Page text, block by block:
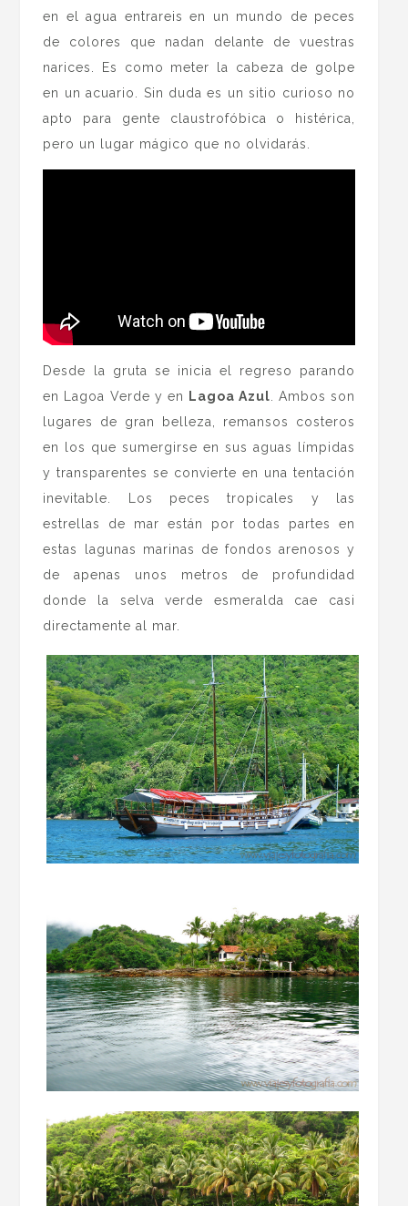
en el agua entrareis en un mundo de peces
de colores que nadan delante de vuestras
narices. Es como meter la cabeza de golpe
en un acuario. Sin duda es un sitio curioso no
apto para gente claustrofóbica o histérica,
pero un lugar mágico que no olvidarás.
Desde la gruta se inicia el regreso parando
en Lagoa Verde y en
Lagoa Azul . Ambos son
lugares de gran belleza, remansos costeros
en los que sumergirse en sus aguas límpidas
y transparentes se convierte en una tentación
inevitable. Los peces tropicales y las
estrellas de mar están por todas partes en
estas lagunas marinas de fondos arenosos y
de apenas unos metros de profundidad
donde la selva verde esmeralda cae casi
directamente al mar.